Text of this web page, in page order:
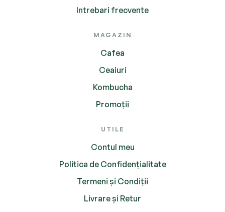
Intrebari frecvente
MAGAZIN
Cafea
Ceaiuri
Kombucha
Promoții
UTILE
Contul meu
Politica de Confidențialitate
Termeni și Condiții
Livrare și Retur